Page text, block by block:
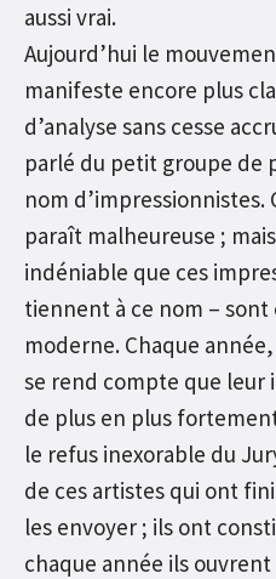
aussi vrai.
Aujourd’hui le
manifeste encore plus
d’analyse sans cesse
parlé du petit groupe de
nom
paraît malheureuse ;
indéniable que ces
tiennent à ce nom –
moderne. Chaque
se rend compte que
de plus en plus
le refus inexorable du
de ces artistes qui ont
les envoyer ; ils ont
chaque année ils